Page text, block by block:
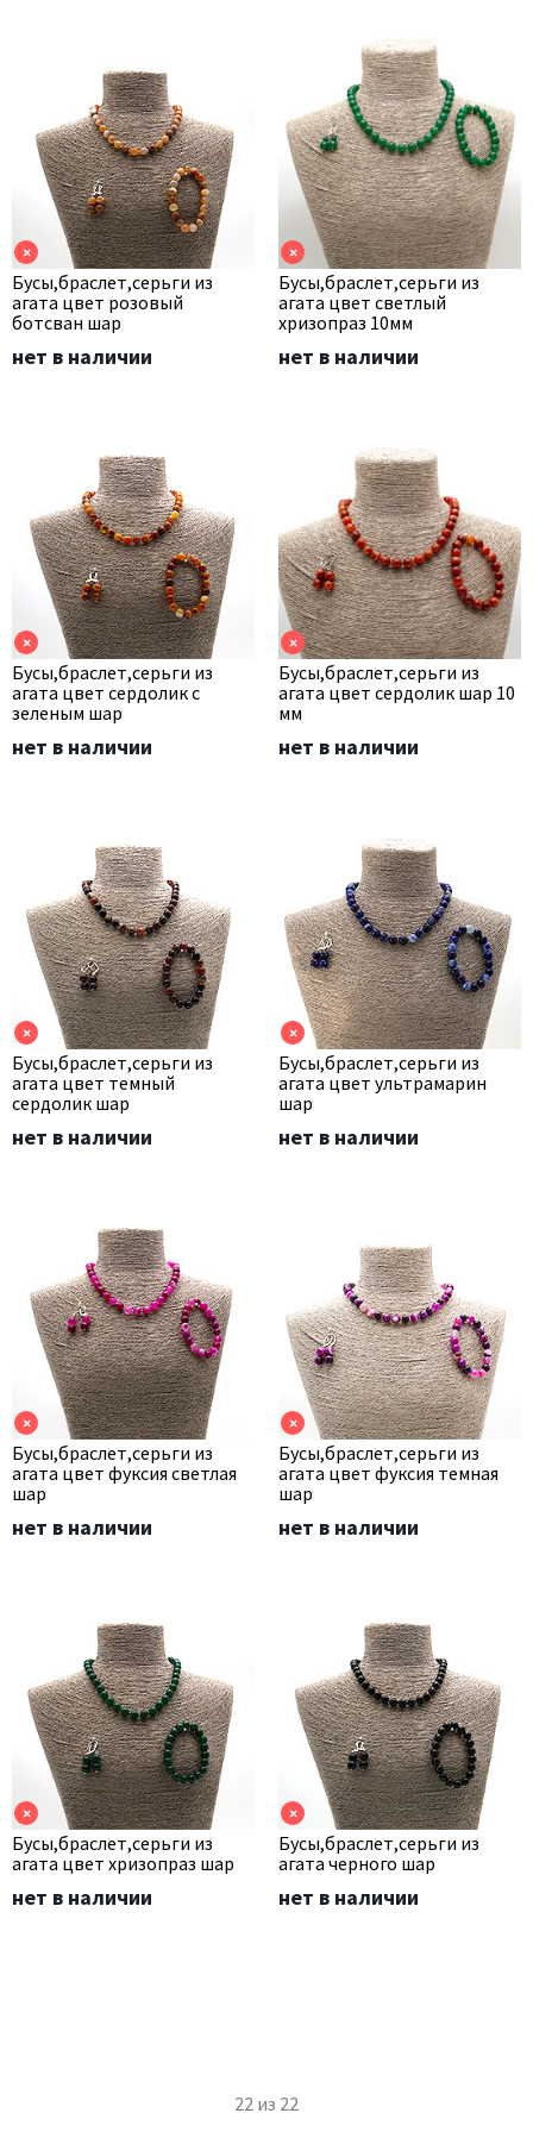
×
Бусы,браслет,серьги из
агата цвет розовый
ботсван шар
нет в наличии
×
Бусы,браслет,серьги из
агата цвет светлый
хризопраз 10мм
нет в наличии
×
Бусы,браслет,серьги из
агата цвет сердолик с
зеленым шар
нет в наличии
×
Бусы,браслет,серьги из
агата цвет сердолик шар 10
мм
нет в наличии
×
Бусы,браслет,серьги из
агата цвет темный
сердолик шар
нет в наличии
×
Бусы,браслет,серьги из
агата цвет ультрамарин
шар
нет в наличии
×
Бусы,браслет,серьги из
агата цвет фуксия светлая
шар
нет в наличии
×
Бусы,браслет,серьги из
агата цвет фуксия темная
шар
нет в наличии
×
Бусы,браслет,серьги из
агата цвет хризопраз шар
нет в наличии
×
Бусы,браслет,серьги из
агата черного шар
нет в наличии
22 из 22